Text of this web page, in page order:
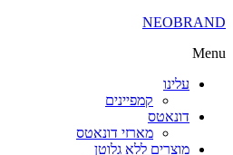
עלינו
קמפיינים
דונאטס
מארזי דונאטס
מוצרים ללא גלוטן